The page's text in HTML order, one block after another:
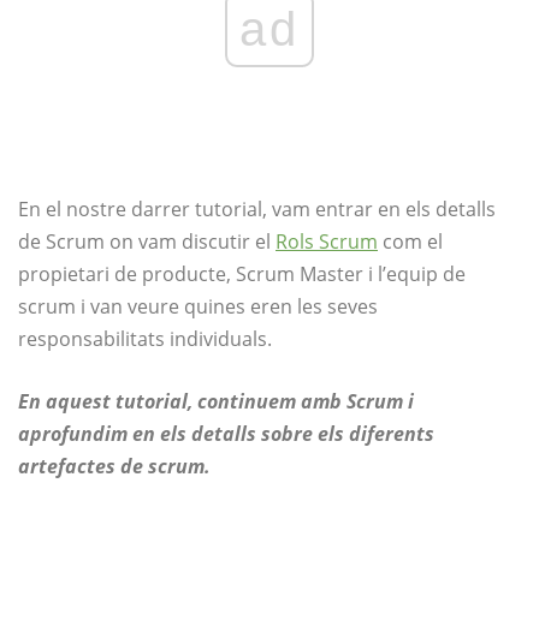
ad
En el nostre darrer tutorial, vam entrar en els detalls
de Scrum on vam discutir el Rols Scrum com el
propietari de producte, Scrum Master i l’equip de
scrum i van veure quines eren les seves
responsabilitats individuals.
En aquest tutorial, continuem amb Scrum i
aprofundim en els detalls sobre els diferents
artefactes de scrum.